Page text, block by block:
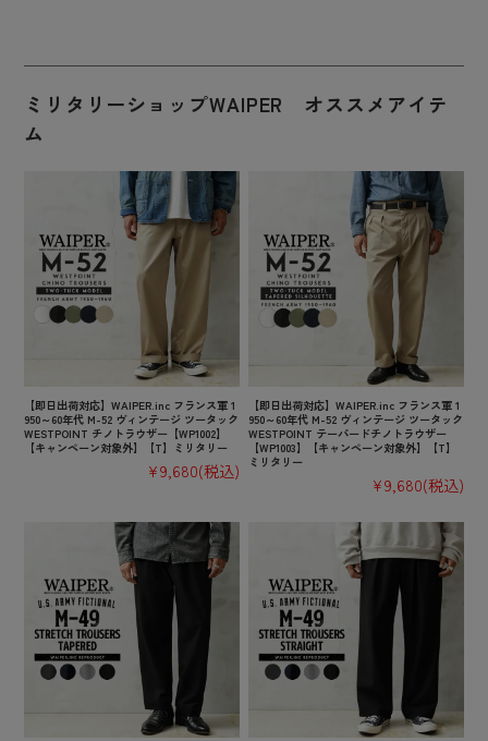
ミリタリーショップWAIPER オススメアイテ
ム
【即日出荷対応】WAIPER.inc フランス軍 1
950～60年代 M-52 ヴィンテージ ツータック
WESTPOINT チノトラウザー【WP1002】
【キャンペーン対象外】【T】ミリタリー
¥9,680(税込)
【即日出荷対応】WAIPER.inc フランス軍 1
950～60年代 M-52 ヴィンテージ ツータック
WESTPOINT テーパードチノトラウザー
【WP1003】【キャンペーン対象外】【T】
ミリタリー
¥9,680(税込)